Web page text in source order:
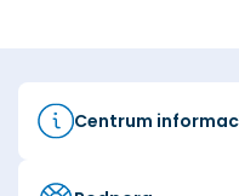
Centrum